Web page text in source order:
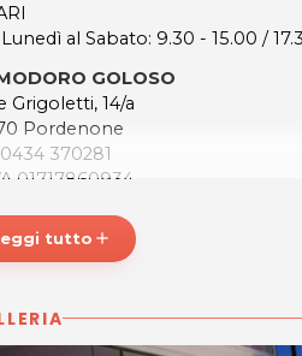
al Sabato: 9.30 - 15.00 /
GOLOSO
Grigoletti, 14/a
Pordenone
370281
01717860934
ulteriori informazioni sull'offerta o
tutto add